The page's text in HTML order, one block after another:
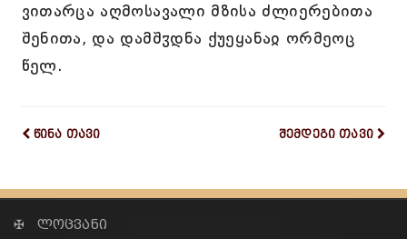
ვითარცა აღმოსავალი მზისა ძლიერებითა
შენითა, და დამშჳდნა ქუეყანაჲ ორმეოც
წელ.
წინა თავი შემდეგი თავი
✠ ლოცვანი